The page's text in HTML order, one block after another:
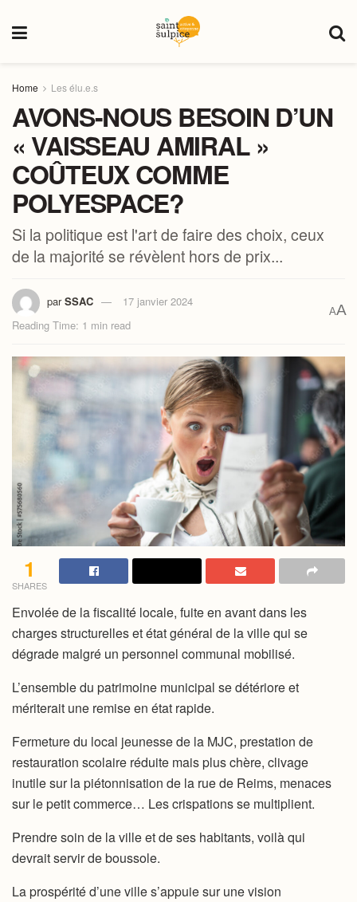
Home Les élu.e.s
AVONS-NOUS BESOIN D’UN
« VAISSEAU AMIRAL »
COÛTEUX COMME
POLYESPACE?
Si la politique est l'art de faire des choix, ceux
de la majorité se révèlent hors de prix...
par SSAC
17 janvier 2024
Reading Time: 1 min read
AA
1
SHARES
Envolée de la fiscalité locale, fuite en avant dans les
charges structurelles et état général de la ville qui se
dégrade malgré un personnel communal mobilisé.
L’ensemble du patrimoine municipal se détériore et
mériterait une remise en état rapide.
Fermeture du local jeunesse de la MJC, prestation de
restauration scolaire réduite mais plus chère, clivage
inutile sur la piétonnisation de la rue de Reims, menaces
sur le petit commerce… Les crispations se multiplient.
Prendre soin de la ville et de ses habitants, voilà qui
devrait servir de boussole.
La prospérité d’une ville s’appuie sur une vision